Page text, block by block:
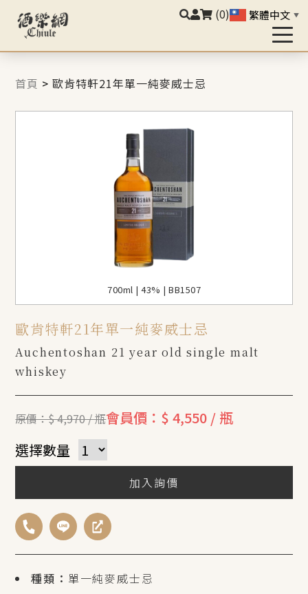
(0) 繁體中文 ▼
首頁 >歐肯特軒21年單一純麥威士忌
700ml | 43% | BB1507
歐肯特軒21年單一純麥威士忌
Auchentoshan 21 year old single malt
whiskey
種類： 單一純麥威士忌
原價：$ 4,970 / 瓶會員價：$ 4,550 / 瓶
選擇數量
加入詢價